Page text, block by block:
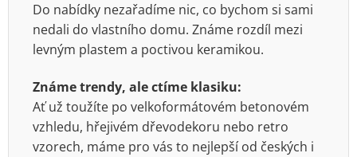
Do nabídky nezařadíme nic, co bychom si sami
nedali do vlastního domu. Známe rozdíl mezi
levným plastem a poctivou keramikou.
Známe trendy, ale ctíme klasiku:
Ať už toužíte po velkoformátovém betonovém
vzhledu, hřejivém dřevodekoru nebo retro
vzorech, máme pro vás to nejlepší od českých i